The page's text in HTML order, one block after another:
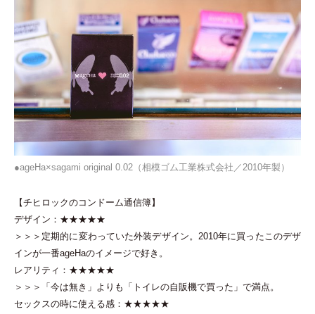
●ageHa×sagami original 0.02（相模ゴム工業株式会社／2010年製）
【チヒロックのコンドーム通信簿】
デザイン：★★★★★
＞＞＞定期的に変わっていた外装デザイン。2010年に買ったこのデザ
インが一番ageHaのイメージで好き。
レアリティ：★★★★★
＞＞＞
「 今は無き 」 よりも 「 トイレの自販機で買った 」 で満点。
セックスの時に使える感：★★★★★